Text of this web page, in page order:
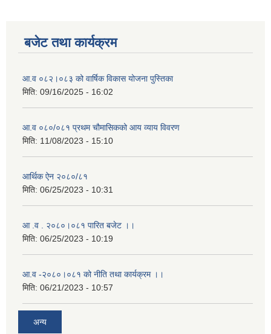
बजेट तथा कार्यक्रम
आ.व ०८२।०८३ को वार्षिक विकास योजना पुस्तिका
मिति: 09/16/2025 - 16:02
आ.व ०८०/०८१ प्रथम चौमासिकको आय व्याय विवरण
मिति: 11/08/2023 - 15:10
आर्थिक ऐन २०८०/८१
मिति: 06/25/2023 - 10:31
आ .व . २०८०।०८१ पारित बजेट ।।
मिति: 06/25/2023 - 10:19
आ.व -२०८०।०८१ को नीति तथा कार्यक्रम ।।
मिति: 06/21/2023 - 10:57
अन्य